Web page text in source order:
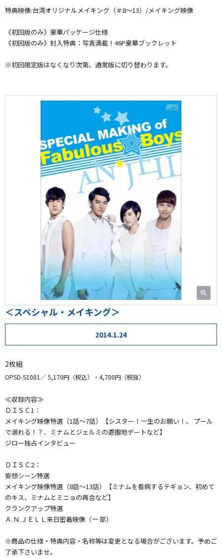
特典映像:台湾オリジナルメイキング（＃8～13）/メイキング映像
《初回版のみ》豪華パッケージ仕様
《初回版のみ》封入特典：写真満載！46P豪華ブックレット
※初回限定版はなくなり次第、通常版に切り替わります。
＜スペシャル・メイキング＞
2014.1.24
2枚組
OPSD-S1081 5,170円（税込）・4,700円（税抜）
≪収録内容≫
ＤＩＳＣ1：
メイキング映像特選（1話〜7話）【シスター！一生のお願い！、 プール
で溺れる！？、ミナムとジェルミの遊園地デートなど】
ジロー独占インタビュー
ＤＩＳＣ2：
妄想シーン特選
メイキング映像特選（8話〜13話）【ミナムを看病するテギョン、初めて
のキス、ミナムとミニョの再会など】
クランクアップ特選
Ａ.Ｎ.ＪＥＬＬ来日密着映像（一 部）
※商品の仕様・特典内容・名称等は変更となる場合がございます。予めご
了承下さいませ。